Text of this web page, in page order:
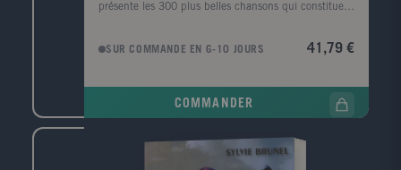
présente les 300 plus belles chansons qui constituent
comporte une introduction puis une vingtaine de
chansons classées chronologiquement, chacune étant
avec en moyenne 4 chansons par année. Un index
supplémentaires couvrent la période 1996-1999, avec
SUR COMMANDE EN 6-10 JOURS 41,79 €
COMMANDER